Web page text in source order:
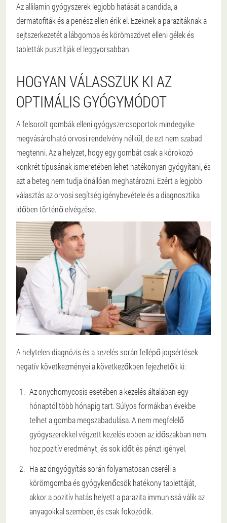
Az allilamin gyógyszerek legjobb hatását a candida, a
dermatofiták és a penész ellen érik el. Ezeknek a parazitáknak a
sejtszerkezetét a lábgomba és körömszövet elleni gélek és
tabletták pusztítják el leggyorsabban.
HOGYAN VÁLASSZUK KI AZ
OPTIMÁLIS GYÓGYMÓDOT
A felsorolt gombák elleni gyógyszercsoportok mindegyike
megvásárolható orvosi rendelvény nélkül, de ezt nem szabad
megtenni. Az a helyzet, hogy egy gombát csak a kórokozó
konkrét típusának ismeretében lehet hatékonyan gyógyítani, és
azt a beteg nem tudja önállóan meghatározni. Ezért a legjobb
választás az orvosi segítség igénybevétele és a diagnosztika
időben történő elvégzése.
A helytelen diagnózis és a kezelés során fellépő jogsértések
negatív következményei a következőkben fejezhetők ki:
Az onychomycosis esetében a kezelés általában egy
hónaptól több hónapig tart. Súlyos formákban évekbe
telhet a gomba megszabadulása. A nem megfelelő
gyógyszerekkel végzett kezelés ebben az időszakban nem
hoz pozitív eredményt, és sok időt és pénzt igényel.
Ha az öngyógyítás során folyamatosan cseréli a
körömgomba és gyógykenőcsök hatékony tablettáját,
akkor a pozitív hatás helyett a parazita immunissá válik az
anyagokkal szemben, és csak fokozódik.